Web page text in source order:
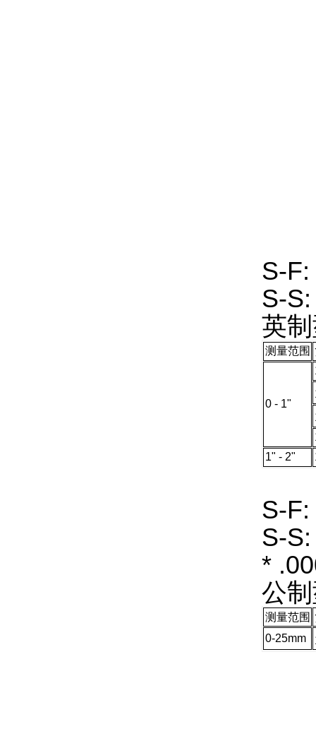
S-
S-
英
测量范围
0 - 1"
1" - 2"
S-
S-
*
公
测量范围
0-25mm